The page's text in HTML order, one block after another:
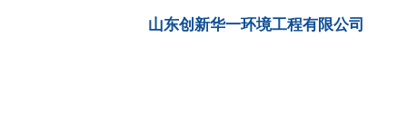
山东创新华一环境工程有限公司